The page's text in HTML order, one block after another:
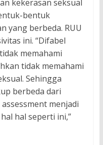
kekerasan seksual
bentuk
yang berbeda. RUU
ini. “Difabel
memahami
tidak memahami
Sehingga
berbeda dari
menjadi
hal seperti ini,”